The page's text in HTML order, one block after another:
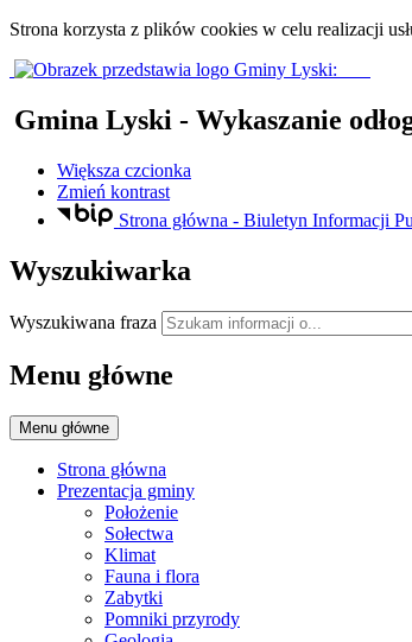
Strona korzysta z plików cookies w celu realizacji
Gmina Lyski - Wykaszanie
Większa czcionka
Zmień kontrast
Strona główna - Biuletyn Informacji
Wyszukiwarka
Wyszukiwana fraza
Menu główne
Menu główne
Strona główna
Prezentacja gminy
Położenie
Sołectwa
Klimat
Fauna i flora
Zabytki
Pomniki przyrody